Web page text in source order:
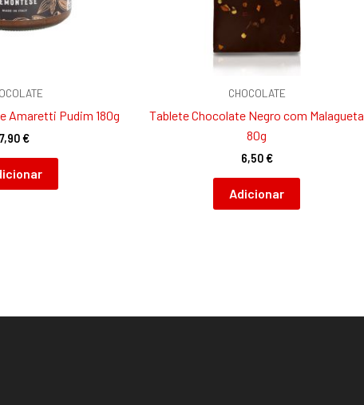
Amaretti Pudim 180g
7,90€
CHOCOLATE
Tablete Chocolate Negro com Malagueta
80g
6,50€
Adicionar